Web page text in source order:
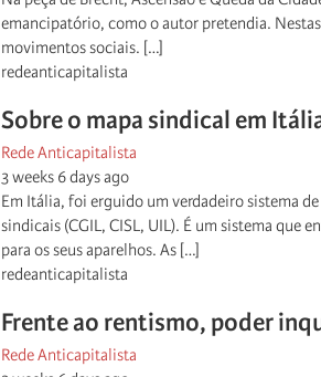
emancipatório, como o autor pretendia.
movimentos sociais. […]
redeanticapitalista
Sobre o mapa sindical em
Rede Anticapitalista
3 weeks 6 days ago
Em Itália, foi erguido um verdadeiro sistema
sindicais (CGIL, CISL, UIL). É um sistema que
para os seus aparelhos. As […]
redeanticapitalista
Frente ao rentismo, poder
Rede Anticapitalista